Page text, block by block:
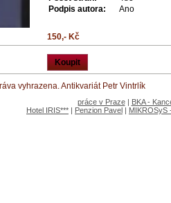
Podpis autora:
Ano
150,- Kč
Koupit
vyhrazena. Antikvariát Petr Vintrlík
práce v Praze | BKA -
Hotel IRIS*** | Penzion Pavel | MIKROSyS